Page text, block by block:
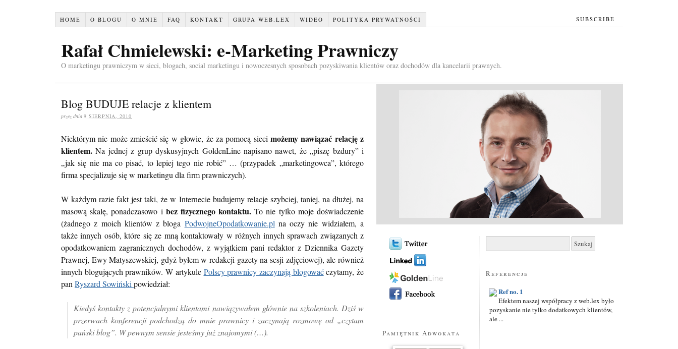
HOME O BLOGU O MNIE FAQ KONTAKT GRUPA WEB.LEX WIDEO POLITYKA PRYWATNOŚCI SUBSCRIBE
Rafał Chmielewski: e-Marketing Prawniczy
O marketingu prawniczym w sieci, blogach, social marketingu i nowoczesnych sposobach pozyskiwania klientów oraz dochodów dla kancelarii prawnych.
Blog BUDUJE relacje z klientem
przez dnia 9 SIERPNIA, 2010
Niektórym nie może zmieścić się w głowie, że za pomocą sieci możemy nawiązać relację z
klientem. Na jednej z grup dyskusyjnych GoldenLine napisano nawet, że „piszę bzdury” i
„jak się nie ma co pisać, to lepiej tego nie robić” … (przypadek „marketingowca”, którego
firma specjalizuje się w marketingu dla firm prawniczych).
W każdym razie fakt jest taki, że w Internecie budujemy relacje szybciej, taniej, na dłużej, na
masową skalę, ponadczasowo i bez fizycznego kontaktu. To nie tylko moje doświadczenie
(żadnego z moich klientów z bloga PodwojneOpodatkowanie.pl na oczy nie widziałem, a
także innych osób, które się ze mną kontaktowały w różnych innych sprawach związanych z
opodatkowaniem zagranicznych dochodów, z wyjątkiem pani redaktor z Dziennika Gazety
Prawnej, Ewy Matyszewskiej, gdyż byłem w redakcji gazety na sesji zdjęciowej), ale również
innych blogujących prawników. W artykule Polscy prawnicy zaczynają blogowaćczytamy, że
pan Ryszard Sowiński powiedział:
Kiedyś kontakty z potencjalnymi klientami nawiązywałem głównie na szkoleniach. Dziś w
przerwach konferencji podchodzą do mnie prawnicy i zaczynają rozmowę od „czytam
pański blog”. W pewnym sensie jesteśmy już znajomymi (…).
Pamiętnik Adwokata
Referencje
Efektem naszej współpracy z web.lex było
pozyskanie nie tylko dodatkowych klientów,
ale ...